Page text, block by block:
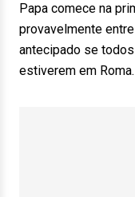
Papa comece na
provavelmente
antecipado se
estiverem em